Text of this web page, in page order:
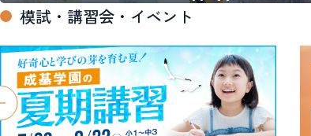
模試・講習会・イベント